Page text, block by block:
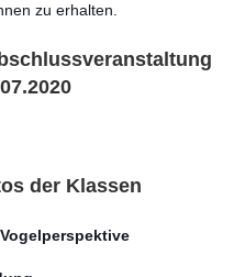
zu erhalten.
der Klassen